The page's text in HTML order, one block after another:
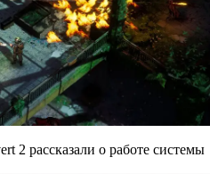
2 рассказали о работе системы